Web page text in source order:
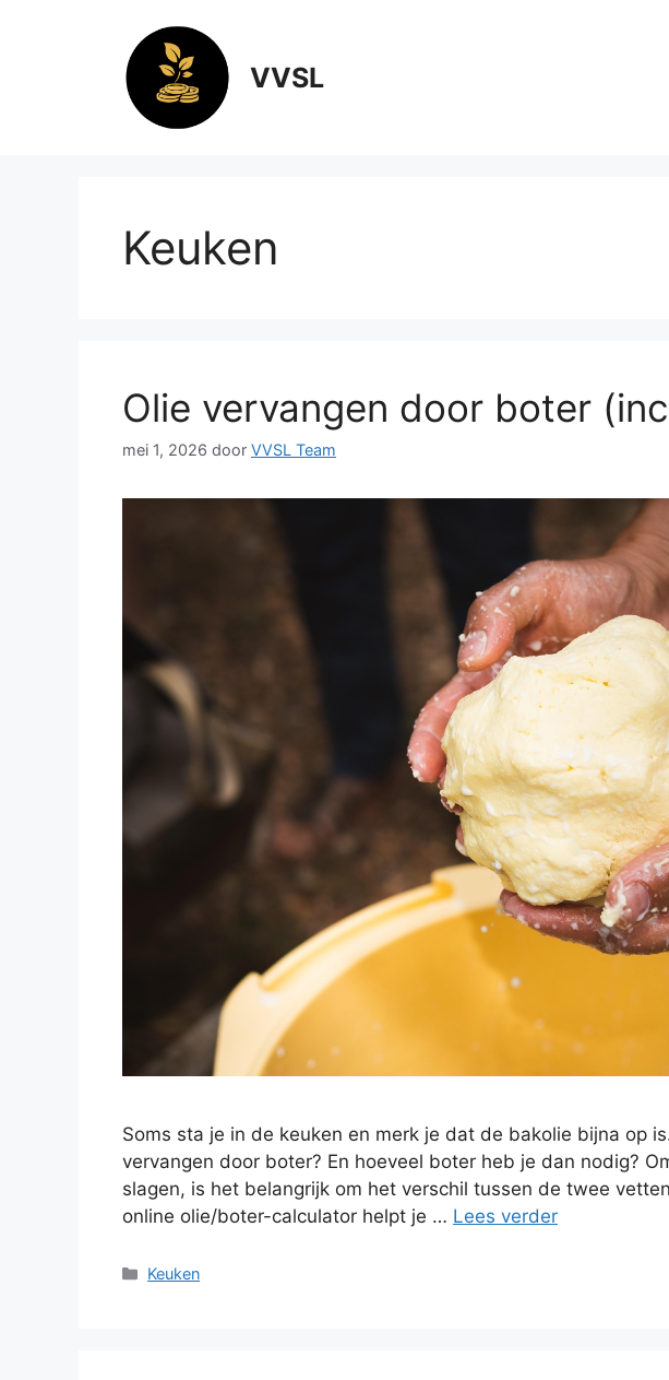
VVSL
Keuken
Olie vervangen door boter
mei 1, 2026 door VVSL Team
Soms sta je in de keuken en merk je dat de bakolie bijna op
vervangen door boter? En hoeveel boter heb je dan nodig?
slagen, is het belangrijk om het verschil tussen de twee
online olie/boter-calculator helpt je … Lees verder
Categorieën
Keuken